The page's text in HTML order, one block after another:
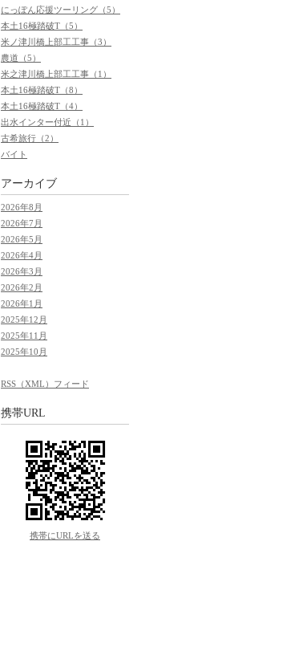
にっぽん応援ツーリング（5）
本土16極踏破T（5）
米ノ津川橋上部工工事（3）
農道（5）
米之津川橋上部工工事（1）
本土16極踏破T（8）
本土16極踏破T（4）
出水インター付近（1）
古希旅行（2）
バイト
アーカイブ
2026年8月
2026年7月
2026年5月
2026年4月
2026年3月
2026年2月
2026年1月
2025年12月
2025年11月
2025年10月
RSS（XML）フィード
携帯URL
携帯にURLを送る